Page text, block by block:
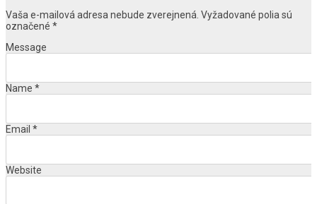
Vaša e-mailová adresa nebude zverejnená. Vyžadované polia sú
označené *
Message
Name *
Email *
Website